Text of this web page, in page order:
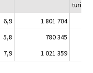
6,9
1 801 704
5,8
780 345
7,9 1 021 359